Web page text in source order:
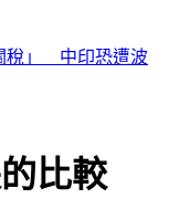
北北基桃」勾到台
比較